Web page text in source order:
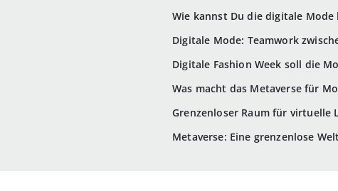
Wie kannst Du die digitale Mode
Digitale Mode: Teamwork
Digitale Fashion Week soll die
Was macht das Metaverse für
Grenzenloser Raum für virtuelle
Metaverse: Eine grenzenlose